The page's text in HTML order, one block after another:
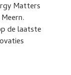
Matters
de laatste